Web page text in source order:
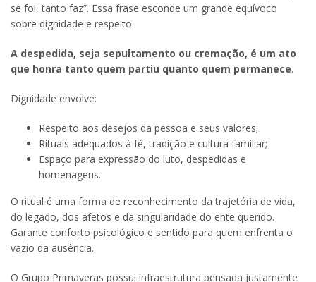
se foi, tanto faz”. Essa frase esconde um grande equívoco
sobre dignidade e respeito.
A despedida, seja sepultamento ou cremação, é um ato
que honra tanto quem partiu quanto quem permanece.
Dignidade envolve:
Respeito aos desejos da pessoa e seus valores;
Rituais adequados à fé, tradição e cultura familiar;
Espaço para expressão do luto, despedidas e
homenagens.
O ritual é uma forma de reconhecimento da trajetória de vida,
do legado, dos afetos e da singularidade do ente querido.
Garante conforto psicológico e sentido para quem enfrenta o
vazio da ausência.
O Grupo Primaveras possui infraestrutura pensada justamente